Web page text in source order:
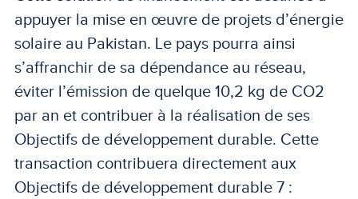
appuyer la mise en œuvre de projets d’énergie
solaire au Pakistan. Le pays pourra ainsi
s’affranchir de sa dépendance au réseau,
éviter l’émission de quelque 10,2 kg de CO2
par an et contribuer à la réalisation de ses
Objectifs de développement durable. Cette
transaction contribuera directement aux
Objectifs de développement durable 7 :